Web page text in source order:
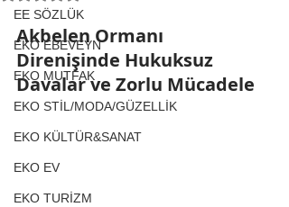
EE SÖZLÜK
EKO EBEVEYN
EKO MUTFAK
EKO STİL/MODA/GÜZELLİK
EKO KÜLTÜR&SANAT
EKO EV
EKO TURİZM
Akbelen Ormanı
Direnişinde Hukuksuz
Davalar ve Zorlu Mücadele